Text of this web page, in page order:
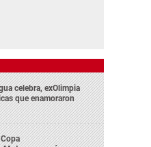
celebra, exOlimpia
que enamoraron